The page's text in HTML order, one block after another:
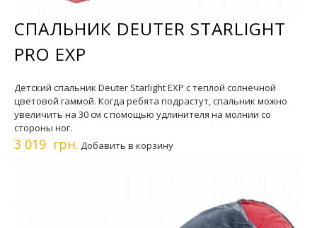
СПАЛЬНИК DEUTER STARLIGHT
PRO EXP
Детский спальник Deuter Starlight EXP с теплой солнечной
цветовой гаммой. Когда ребята подрастут, спальник можно
увеличить на 30 см с помощью удлинителя на молнии со
стороны ног.
3 019 грн. Добавить в корзину